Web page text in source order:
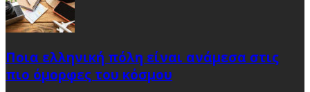
Ποια ελληνική πόλη είναι ανάμεσα στις
πιο όμορφες του κόσμου